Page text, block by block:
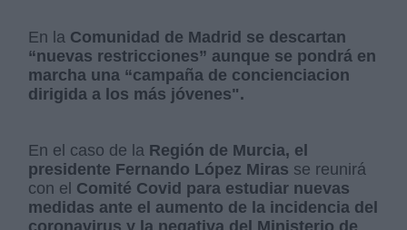
En la Comunidad de Madrid se descartan
“nuevas restricciones” aunque se pondrá en
marcha una “campaña de concienciacion
dirigida a los más jóvenes".
En el caso de la Región de Murcia, el
presidente Fernando López Miras se reunirá
con el Comité Covid para estudiar nuevas
medidas ante el aumento de la incidencia del